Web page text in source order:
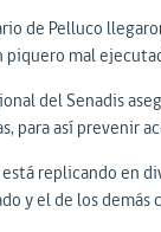
de Pelluco
piquero mal
del Senadis
para así prevenir
replicando en
y el de los demás